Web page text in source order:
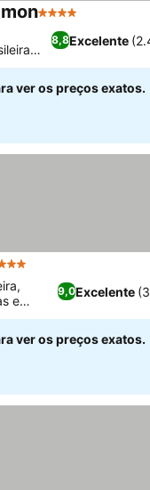
4 Estrelas
8,8Excelente
ver os preços exatos.
9,0Excelente
e
ver os preços exatos.